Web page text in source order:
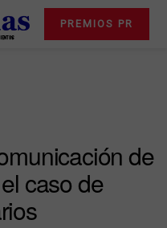
PREMIOS PR
de
caso de